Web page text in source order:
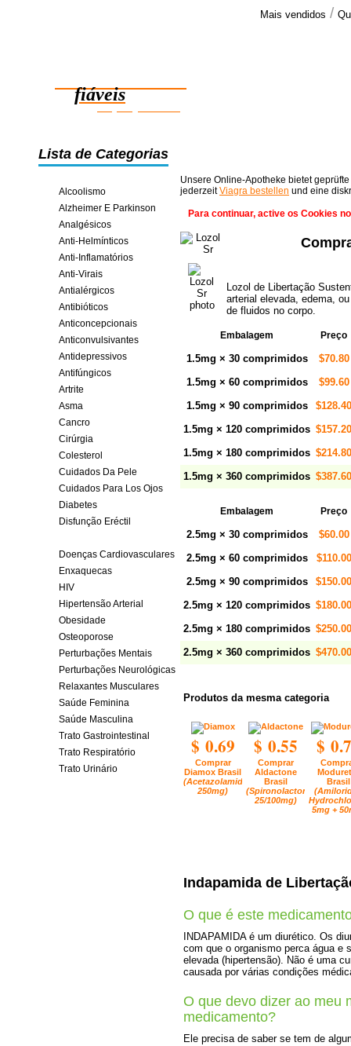
Mais vendidos /
fiáveis
poupança online
Lista de Categorias
Alcoolismo
Alzheimer E Parkinson
Analgésicos
Anti-Helmínticos
Anti-Inflamatórios
Anti-Virais
Antialérgicos
Antibióticos
Anticoncepcionais
Anticonvulsivantes
Antidepressivos
Antifúngicos
Artrite
Asma
Cancro
Cirúrgia
Colesterol
Cuidados Da Pele
Cuidados Para Los Ojos
Diabetes
Disfunção Eréctil
Doenças Cardiovasculares
Enxaquecas
HIV
Hipertensão Arterial
Obesidade
Osteoporose
Perturbações Mentais
Perturbações Neurológicas
Relaxantes Musculares
Saúde Feminina
Saúde Masculina
Trato Gastrointestinal
Trato Respiratório
Trato Urinário
Unsere Online-Apotheke bietet
jederzeitViagra bestellen und eine
Para continuar, active os Cookies
Lozol de Libertação
arterial elevada, edema,
de fluidos no corpo.
Embalagem Preço
1.5mg × 30 comprimidos
$70.80
1.5mg × 60 comprimidos
$99.60
1.5mg × 90 comprimidos
$128.40
1.5mg × 120 comprimidos $157.20
1.5mg × 180 comprimidos $214.80
1.5mg × 360 comprimidos $387.60
Embalagem Preço
2.5mg × 30 comprimidos
$60.00
2.5mg × 60 comprimidos
$110.00
2.5mg × 90 comprimidos
$150.00
2.5mg × 120 comprimidos $180.00
2.5mg × 180 comprimidos $250.00
2.5mg × 360 comprimidos $470.00
Produtos da mesma categoria
$ 0.69
Comprar
Diamox Brasil
(Acetazolamide
250mg)
$ 0.55
Comprar
Aldactone
Brasil
(Spironolactone
25/100mg)
$
Brasil
5mg +
Indapamida de
O que é este
INDAPAMIDA é um diurético. Os
com que o organismo perca água e
elevada (hipertensão). Não é uma
causada por várias condições
O que devo dizer ao meu
medicamento?
Ele precisa de saber se tem de